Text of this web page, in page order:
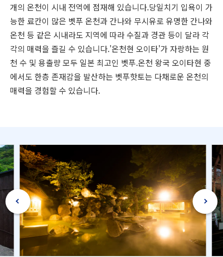
개의 온천이 시내 전역에 점재해 있습니다.당일치기 입욕이 가
능한 료칸이 많은 벳푸 온천과 간나와 무시유로 유명한 간나와
온천 등 같은 시내라도 지역에 따라 수질과 경관 등이 달라 각
각의 매력을 즐길 수 있습니다.'온천현 오이타'가 자랑하는 원
천 수 및 용출량 모두 일본 최고인 벳푸.온천 왕국 오이타현 중
에서도 한층 존재감을 발산하는 벳푸핫토는 다채로운 온천의
매력을 경험할 수 있습니다.